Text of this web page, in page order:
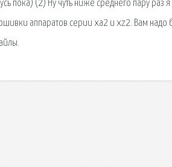
пока) (2) Ну чуть ниже среднего пару
аппаратов серии xa2 и xz2. Вам